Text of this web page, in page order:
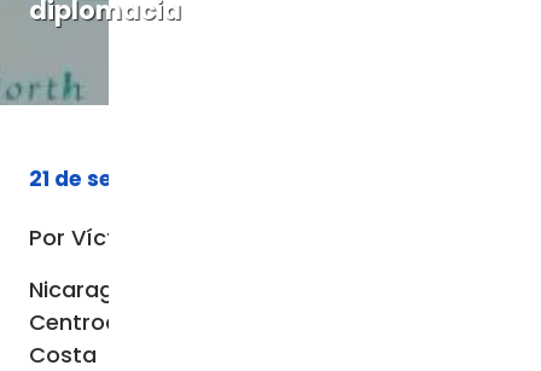
diplomacia
21 de septiembre de 2023
Por Víctor Gaetan
Nicaragua es miembro del Mercado Común
Centroamericano (MCCA), que incluye a
Costa Rica, El Salvador, Guatemala y